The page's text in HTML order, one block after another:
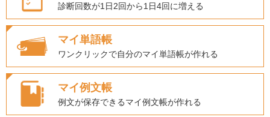
診断回数が1日2回から1日4回に増える
マイ単語帳
ワンクリックで自分のマイ単語帳が作れる
マイ例文帳
例文が保存できるマイ例文帳が作れる